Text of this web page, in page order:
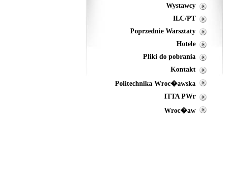
Wystawcy
ILC/PT
Poprzednie Warsztaty
Hotele
Pliki do pobrania
Kontakt
Politechnika Wroc�awska
ITTA PWr
Wroc�aw